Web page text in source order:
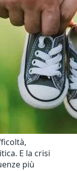
E la crisi
più